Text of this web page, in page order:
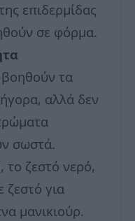
επιδερμίδας
σε φόρμα.
βοηθούν τα
αλλά δεν
σωστά.
ζεστό νερό,
ζεστό για
μανικιούρ.